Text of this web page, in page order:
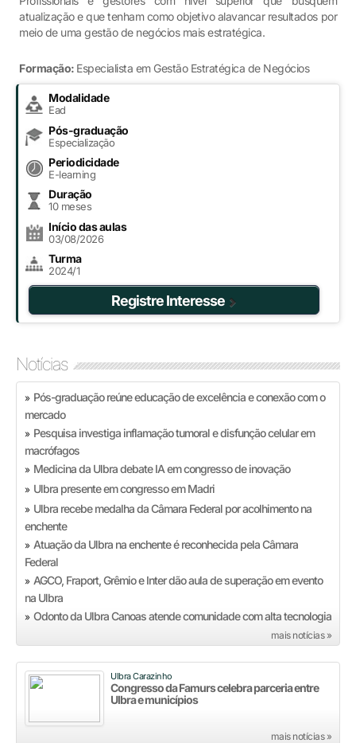
atualização e que tenham como objetivo alavancar resultados por
meio de uma gestão de negócios mais estratégica.
Formação: Especialista em Gestão Estratégica de Negócios
Modalidade
Ead
Pós-graduação
Especialização
Periodicidade
E-learning
Duração
10 meses
Início das aulas
03/08/2026
Turma
2024/1
Registre Interesse
Notícias
» Pós-graduação reúne educação de excelência e conexão com o
mercado
» Pesquisa investiga inflamação tumoral e disfunção celular em
macrófagos
» Medicina da Ulbra debate IA em congresso de inovação
» Ulbra presente em congresso em Madri
» Ulbra recebe medalha da Câmara Federal por acolhimento na
enchente
» Atuação da Ulbra na enchente é reconhecida pela Câmara
Federal
» AGCO, Fraport, Grêmio e Inter dão aula de superação em evento
na Ulbra
» Odonto da Ulbra Canoas atende comunidade com alta tecnologia
mais notícias »
Ulbra Carazinho
Congresso da Famurs celebra parceria entre
Ulbra e municípios
mais notícias »